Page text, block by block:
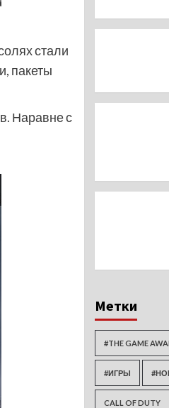
стали
пакеты
Наравне с
Метки
#THE GAME
#ИГРЫ
CALL OF DUTY